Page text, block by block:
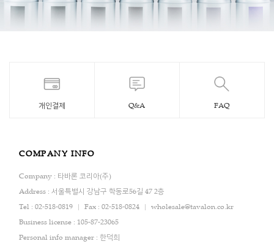
개인결제 Q&A FAQ
COMPANY INFO
Company : 타바론 코리아(주)
Address : 서울특별시 강남구 학동로56길 47 2층
Tel : 02-518-0819
Fax : 02-518-0824
wholesale@tavalon.co.kr
Business license : 105-87-23065
Personal info manager : 한덕희